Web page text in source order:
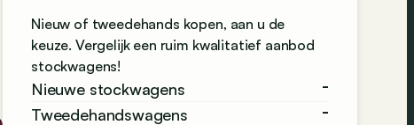
Nieuw of tweedehands kopen, aan u de
keuze. Vergelijk een ruim kwalitatief aanbod
stockwagens!
Nieuwe stockwagens
-
Tweedehandswagens
-